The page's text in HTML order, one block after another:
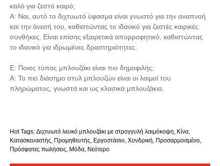
καλό για ζεστό καιρό;
Α: Ναι, αυτό το διχτυωτό ύφασμα είναι γνωστό για την αναπνοή
και την άνεσή του, καθιστώντας το ιδανικό για ζεστές καιρικές
συνθήκες. Είναι επίσης εξαιρετικά απορροφητικό, καθιστώντας
το ιδανικό για ιδρωμένες δραστηριότητες.
Ε: Ποιος τύπος μπλουζάκι είναι πιο δημοφιλής;
Α: Το πιο διάσημο στυλ μπλουζών είναι οι λαιμοί του
πληρώματος, γνωστά και ως κλασικά μπλουζάκια.
Hot Tags: Διχτυωτό λευκό μπλουζάκι με στρογγυλή λαιμόκοψη, Κίνα,
Κατασκευαστής, Προμηθευτής, Εργοστάσιο, Χονδρική, Προσαρμοσμένο,
Πρόσφατες πωλήσεις, Μόδα, Νεότερο